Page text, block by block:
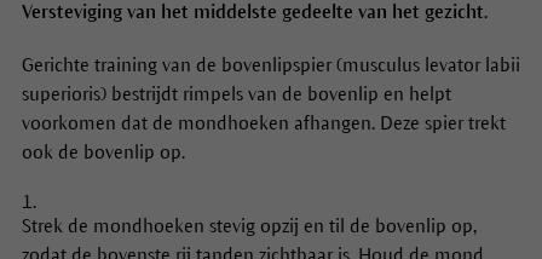
Versteviging van het middelste gedeelte van het gezicht.
Gerichte training van de bovenlipspier (musculus levator labii
superioris) bestrijdt rimpels van de bovenlip en helpt
voorkomen dat de mondhoeken afhangen. Deze spier trekt
ook de bovenlip op.
Strek de mondhoeken stevig opzij en til de bovenlip op,